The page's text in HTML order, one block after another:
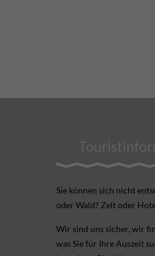
Sie können sich nicht
oder Wald? Zelt oder
Wir sind uns sicher, wir
was Sie für Ihre Aus­zeit